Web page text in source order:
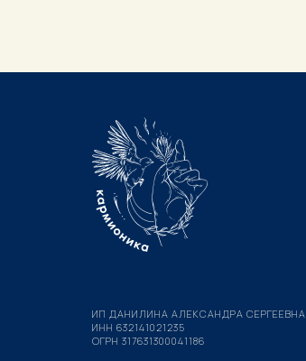
ИП ДАНИЛИНА АЛЕКСАНДРА СЕРГЕЕВНА
ИНН 632141021235
ОГРН 317631300041186